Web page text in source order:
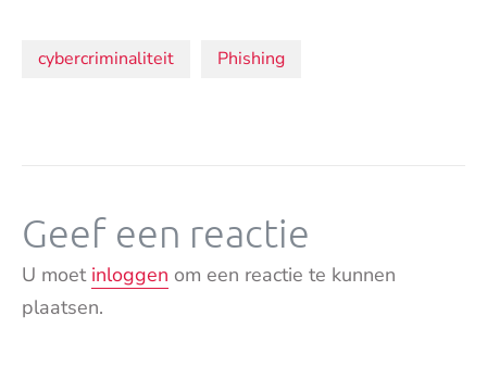
Onderwerpen:
cybercriminaliteit Phishing
Geef een reactie
U moet inloggen om een reactie te kunnen
plaatsen.